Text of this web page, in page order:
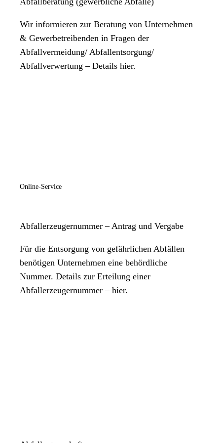
Wir informieren zur Beratung von Unternehmen
& Gewerbetreibenden in Fragen der
Abfallvermeidung/ Abfallentsorgung/
Abfallverwertung – Details hier.
Online-Service
Abfallerzeugernummer – Antrag und Vergabe
Für die Entsorgung von gefährlichen Abfällen
benötigen Unternehmen eine behördliche
Nummer. Details zur Erteilung einer
Abfallerzeugernummer – hier.